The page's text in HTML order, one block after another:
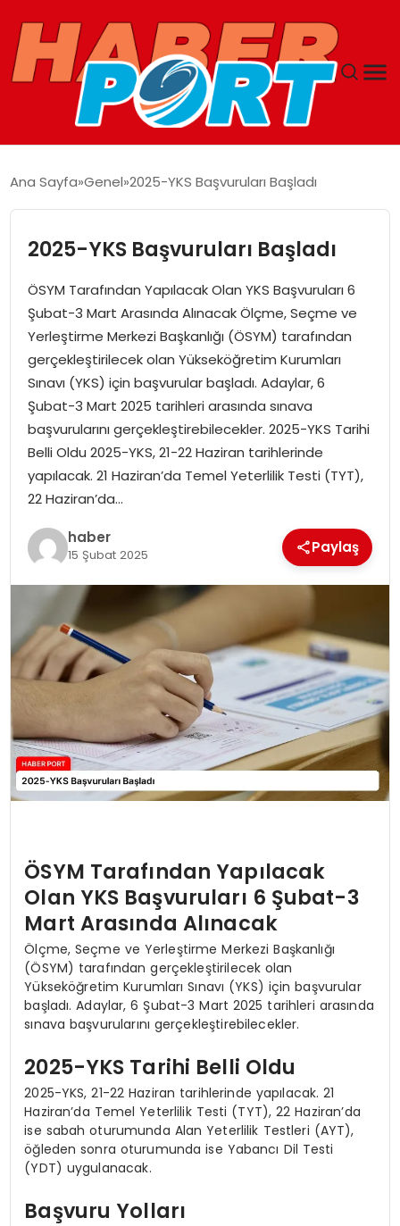
GUNCEL
YAŞAM
SAĞLIK
SPOR
MAGAZIN
SPOR
EĞITIM
OTOMOBIL
TEKNOLOJI
EKONOMI
Ana Sayfa Genel 2025-YKS Başvuruları Başladı
2025-YKS Başvuruları Başladı
ÖSYM Tarafından Yapılacak Olan YKS Başvuruları 6
Şubat-3 Mart Arasında Alınacak Ölçme, Seçme ve
Yerleştirme Merkezi Başkanlığı (ÖSYM) tarafından
gerçekleştirilecek olan Yükseköğretim Kurumları
Sınavı (YKS) için başvurular başladı. Adaylar, 6
Şubat-3 Mart 2025 tarihleri arasında sınava
başvurularını gerçekleştirebilecekler. 2025-YKS Tarihi
Belli Oldu 2025-YKS, 21-22 Haziran tarihlerinde
yapılacak. 21 Haziran’da Temel Yeterlilik Testi (TYT),
22 Haziran’da…
haber
15 Şubat 2025 Paylaş
ÖSYM Tarafından Yapılacak
Olan YKS Başvuruları 6 Şubat-3
Mart Arasında Alınacak
Ölçme, Seçme ve Yerleştirme Merkezi Başkanlığı
(ÖSYM) tarafından gerçekleştirilecek olan
Yükseköğretim Kurumları Sınavı (YKS) için başvurular
başladı. Adaylar, 6 Şubat-3 Mart 2025 tarihleri arasında
sınava başvurularını gerçekleştirebilecekler.
2025-YKS Tarihi Belli Oldu
2025-YKS, 21-22 Haziran tarihlerinde yapılacak. 21
Haziran’da Temel Yeterlilik Testi (TYT), 22 Haziran’da
ise sabah oturumunda Alan Yeterlilik Testleri (AYT),
öğleden sonra oturumunda ise Yabancı Dil Testi
(YDT) uygulanacak.
Başvuru Yolları